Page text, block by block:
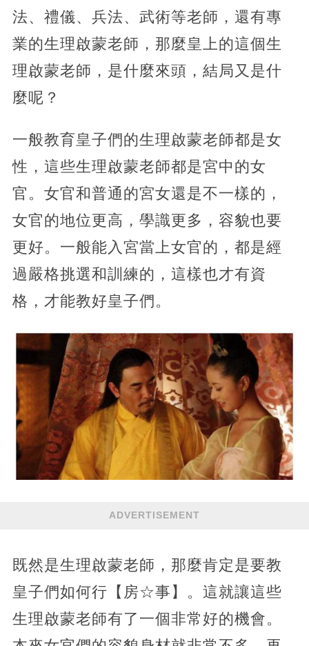
法、禮儀、兵法、武術等老師，還有專
業的生理啟蒙老師，那麼皇上的這個生
理啟蒙老師，是什麼來頭，結局又是什
麼呢？
一般教育皇子們的生理啟蒙老師都是女
性，這些生理啟蒙老師都是宮中的女
官。女官和普通的宮女還是不一樣的，
女官的地位更高，學識更多，容貌也要
更好。一般能入宮當上女官的，都是經
過嚴格挑選和訓練的，這樣也才有資
格，才能教好皇子們。
ADVERTISEMENT
既然是生理啟蒙老師，那麼肯定是要教
皇子們如何行【房☆事】。這就讓這些
生理啟蒙老師有了一個非常好的機會。